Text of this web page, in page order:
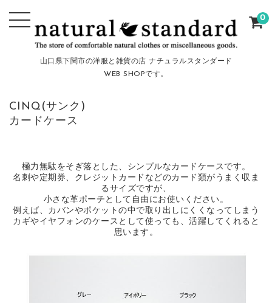
山口県下関市の洋服と雑貨の店 ナチュラルスタンダード
WEB SHOPです。
0
CINQ(サンク)
カードケース
極力無駄をそぎ落とした、シンプルなカードケースです。
名刺や定期券、クレジットカードなどのカード類がうまく収ま
るサイズですが、
小さな革ポーチとして自由にお使いください。
例えば、カバンやポケットの中で取り出しにくくなってしまう
カギやイヤフォンのケースとして使っても、活躍してくれると
思います。